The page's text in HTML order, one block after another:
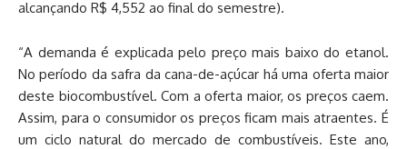
alcançando R$ 4,552 ao final do semestre).
“A demanda é explicada pelo preço mais baixo do etanol.
No período da safra da cana-de-açúcar há uma oferta maior
deste biocombustível. Com a oferta maior, os preços caem.
Assim, para o consumidor os preços ficam mais atraentes. É
um ciclo natural do mercado de combustíveis. Este ano,